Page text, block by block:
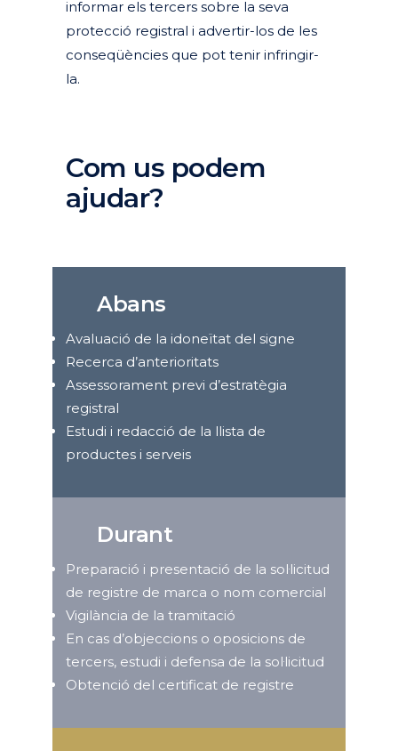
informar els tercers sobre la seva
protecció registral i advertir-los de les
conseqüències que pot tenir infringir-
la.
Com us podem
ajudar?
Abans
Avaluació de la idoneïtat del signe
Recerca d’anterioritats
Assessorament previ d’estratègia
registral
Estudi i redacció de la llista de
productes i serveis
Durant
Preparació i presentació de la sol·licitud
de registre de marca o nom comercial
Vigilància de la tramitació
En cas d’objeccions o oposicions de
tercers, estudi i defensa de la sol·licitud
Obtenció del certificat de registre